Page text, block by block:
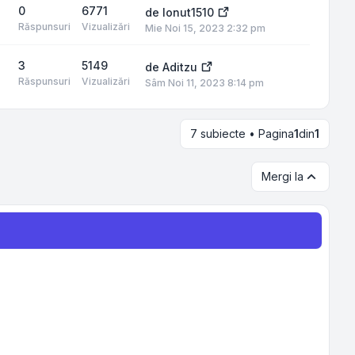
0
Răspunsuri
6771
Vizualizări
de Ionut1510
Mie Noi 15, 2023 2:32 pm
3
Răspunsuri
5149
Vizualizări
de Aditzu
Sâm Noi 11, 2023 8:14 pm
7 subiecte • Pagina1din1
Mergi la